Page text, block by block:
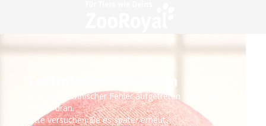
Technisches Problem
Es ist ein technischer Fehler aufgetreten – wir sind
bereits dran.
Bitte versuchen Sie es später erneut.